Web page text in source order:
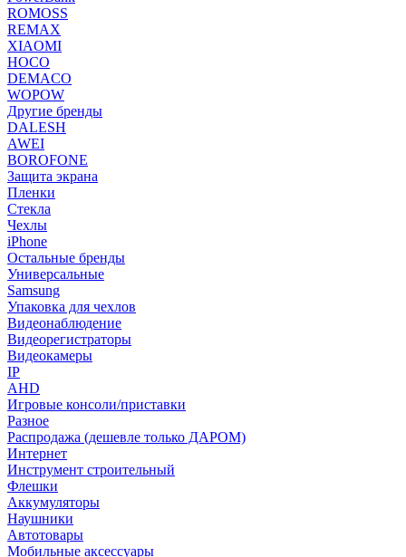
ROMOSS
REMAX
XIAOMI
HOCO
DEMACO
WOPOW
Другие бренды
DALESH
AWEI
BOROFONE
Защита экрана
Пленки
Стекла
Чехлы
iPhone
Остальные бренды
Универсальные
Samsung
Упаковка для чехлов
Видеонаблюдение
Видеорегистраторы
Видеокамеры
IP
AHD
Игровые консоли/приставки
Разное
Распродажа (дешевле только ДАРОМ)
Интернет
Инструмент строительный
Флешки
Аккумуляторы
Наушники
Автотовары
Мобильные аксессуары